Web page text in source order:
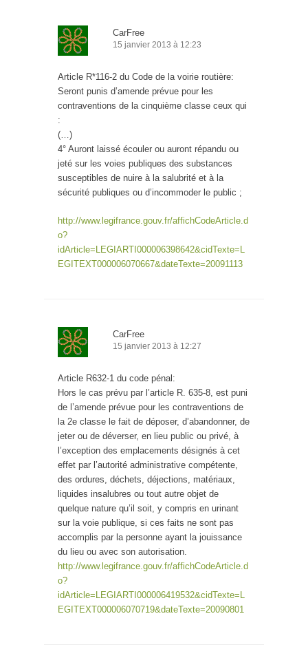
CarFree
15 janvier 2013 à 12:23
Article R*116-2 du Code de la voirie routière:
Seront punis d’amende prévue pour les
contraventions de la cinquième classe ceux qui
:
(…)
4° Auront laissé écouler ou auront répandu ou
jeté sur les voies publiques des substances
susceptibles de nuire à la salubrité et à la
sécurité publiques ou d’incommoder le public ;
http://www.legifrance.gouv.fr/affichCodeArticle.d
o?
idArticle=LEGIARTI000006398642&cidTexte=L
EGITEXT000006070667&dateTexte=20091113
CarFree
15 janvier 2013 à 12:27
Article R632-1 du code pénal:
Hors le cas prévu par l’article R. 635-8, est puni
de l’amende prévue pour les contraventions de
la 2e classe le fait de déposer, d’abandonner, de
jeter ou de déverser, en lieu public ou privé, à
l’exception des emplacements désignés à cet
effet par l’autorité administrative compétente,
des ordures, déchets, déjections, matériaux,
liquides insalubres ou tout autre objet de
quelque nature qu’il soit, y compris en urinant
sur la voie publique, si ces faits ne sont pas
accomplis par la personne ayant la jouissance
du lieu ou avec son autorisation.
http://www.legifrance.gouv.fr/affichCodeArticle.d
o?
idArticle=LEGIARTI000006419532&cidTexte=L
EGITEXT000006070719&dateTexte=20090801